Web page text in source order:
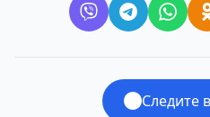
Следите